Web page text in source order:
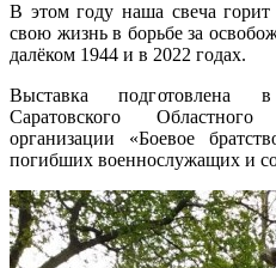
В этом году наша свеча
свою жизнь в борьбе за
далёком 1944 и в 2022 годах.
Выставка подготовлена
Саратовского
организации «Боевое
погибших военнослужащих и